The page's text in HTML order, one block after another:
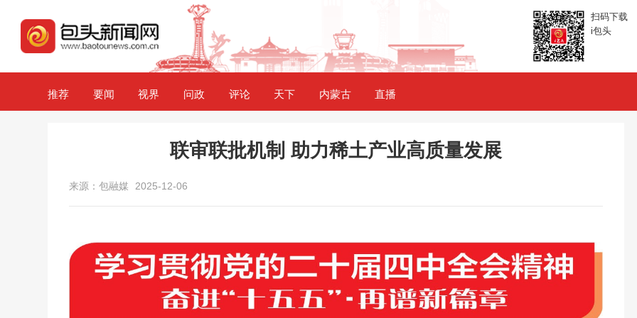
扫码下载
i包头
推荐 要闻 视界 问政 评论 天下 内蒙古 直播
联审联批机制 助力稀土产业高质量发展
来源：包融媒 2025-12-06